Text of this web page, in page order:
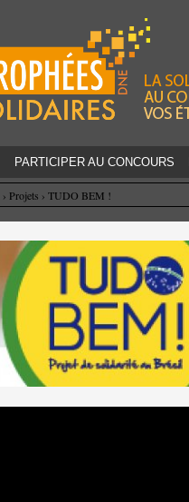
PARTICIPER AU CONCOURS
› Projets › TUDO BEM !